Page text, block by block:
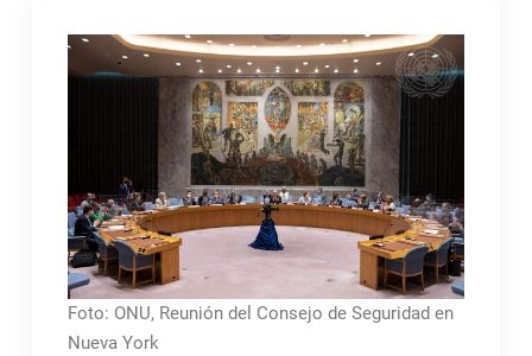
Foto: ONU, Reunión del Consejo de Seguridad en
Nueva York